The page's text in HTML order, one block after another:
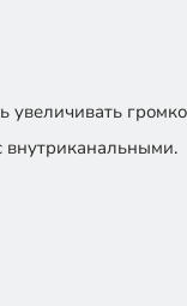
внутриканальными.